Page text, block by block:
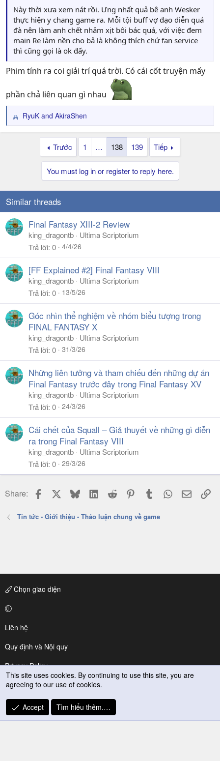
Này thời xưa xem nát rồi. Ưng nhất quả bê anh Wesker
thực hiện y chang game ra. Mỗi tội buff vợ đạo diễn quá
đà nên làm anh chết nhảm xịt bôi bác quá, với việc đem
main Re làm nền cho bả là không thích chứ fan service
thì cũng gọi là ok đấy.
Phim tính ra coi giải trí quá trời. Có cái cốt truyện mấy
phần chả liên quan gì nhau
R
e
:
RyuK and AkiraShen
Trước 1 … 138 139 Tiếp
You must log in or register to reply here.
Similar threads
Final Fantasy XIII-2 Review
king_dragontb
Ultima Scriptorium
Trả lời 0 4/4/26
[FF Explained #2] Final Fantasy VIII
king_dragontb
Ultima Scriptorium
Trả lời 0 13/5/26
Góc nhìn thể nghiệm về nhóm biểu tượng trong
FINAL FANTASY X
king_dragontb
Ultima Scriptorium
Trả lời 0 31/3/26
Những liên tưởng và tham chiếu đến những dự án
Final Fantasy trước đây trong Final Fantasy XV
king_dragontb
Ultima Scriptorium
Trả lời 0 24/3/26
Cái chết của Squall – Giả thuyết về những gì diễn
ra trong Final Fantasy VIII
king_dragontb
Ultima Scriptorium
Trả lời 0 29/3/26
Share: Facebook BlueskyLinkedIn
Reddit PinterestTumblr WhatsApp
Email
Tin tức - Giới thiệu - Thảo luận chung về game
Chọn giao diện
Liên hệ
Quy định và Nội quy
Privacy Policy
Trợ giúp
R
S
This site uses cookies. By continuing to use this site, you are
agreeing to our use of cookies.
Accept Tìm hiểu thêm.…